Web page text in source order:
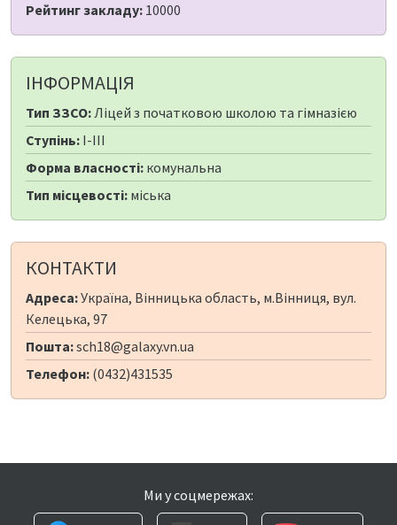
Рейтинг закладу: 10000
ІНФОРМАЦІЯ
Тип ЗЗСО:Ліцей з початковою школою та гімназією
Ступінь: I-III
Форма власності: комунальна
Тип місцевості: міська
КОНТАКТИ
Адреса:Україна, Вінницька область, м.Вінниця, вул.
Келецька, 97
Пошта:sch18@galaxy.vn.ua
Телефон: (0432)431535
Ми у соцмережах: